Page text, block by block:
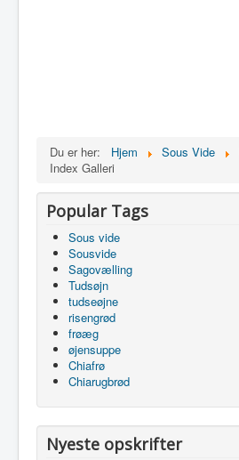
Du er her: Hjem Sous Vide
Index Galleri
Popular Tags
Sous vide
Sousvide
Sagovælling
Tudsøjn
tudseøjne
risengrød
frøæg
øjensuppe
Chiafrø
Chiarugbrød
Nyeste opskrifter